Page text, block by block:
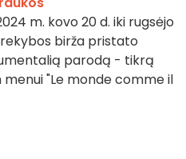
m. kovo 20 d. iki rugsėjo
birža pristato
parodą - tikrą
"Le monde comme il